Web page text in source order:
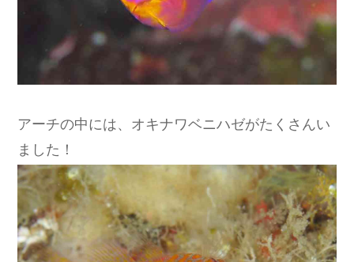
アーチの中には、オキナワベニハゼがたくさんい
ました！